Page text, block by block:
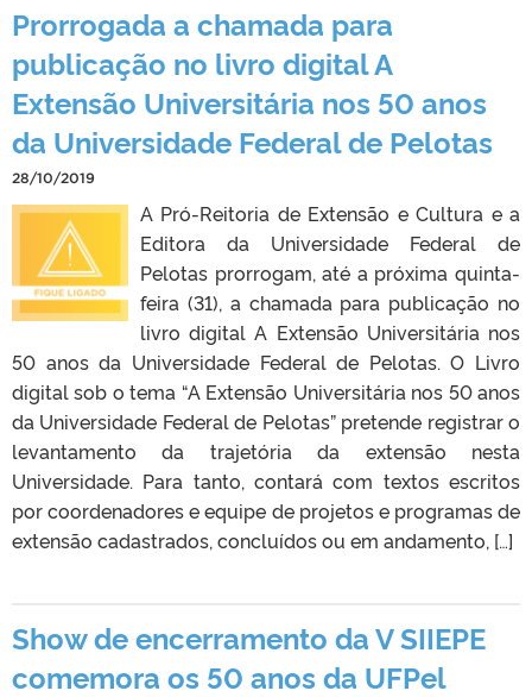
Prorrogada a chamada para
publicação no livro digital A
Extensão Universitária nos 50 anos
da Universidade Federal de Pelotas
28/10/2019
A Pró-Reitoria de Extensão e Cultura e a
Editora da Universidade Federal de
Pelotas prorrogam, até a próxima quinta-
feira (31), a chamada para publicação no
livro digital A Extensão Universitária nos
50 anos da Universidade Federal de Pelotas. O Livro
digital sob o tema “A Extensão Universitária nos 50 anos
da Universidade Federal de Pelotas” pretende registrar o
levantamento da trajetória da extensão nesta
Universidade. Para tanto, contará com textos escritos
por coordenadores e equipe de projetos e programas de
extensão cadastrados, concluídos ou em andamento, […]
Show de encerramento da V SIIEPE
comemora os 50 anos da UFPel